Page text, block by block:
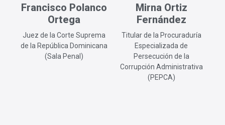
Francisco Polanco
Ortega
Juez de la Corte Suprema
de la República Dominicana
(Sala Penal)
Mirna Ortiz
Fernández
Titular de la Procuraduría
Especializada de
Persecución de la
Corrupción Administrativa
(PEPCA)